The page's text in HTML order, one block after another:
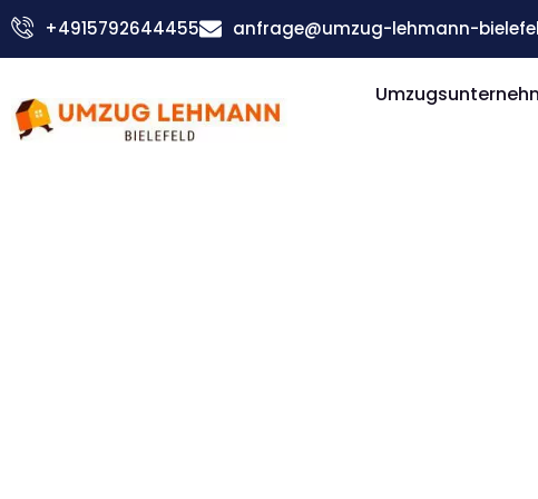
Zum
Inhalt
+4915792644455 anfrage@umzug-lehmann-